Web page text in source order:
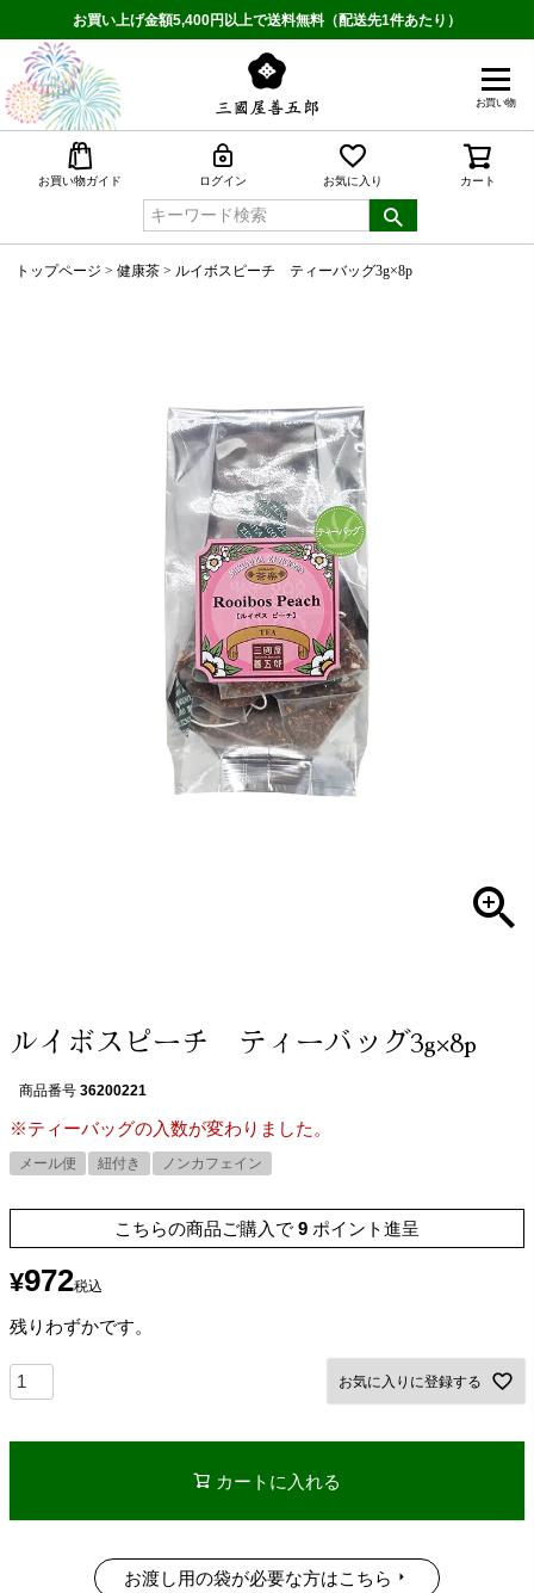
お買い上げ金額5,400円以上で送料無料（配送先1件あたり）
お買い物
お買い物ガイド ログイン お気に入り カート
トップページ 健康茶 ルイボスピーチ ティーバッグ3g×8p
ルイボスピーチ ティーバッグ3g×8p
商品番号 36200221
※ティーバッグの入数が変わりました。
メール便 紐付き ノンカフェイン
こちらの商品ご購入で 9 ポイント進呈
¥972税込
残りわずかです。
お気に入りに登録する
カートに入れる
お渡し用の袋が必要な方はこちら